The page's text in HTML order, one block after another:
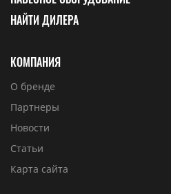
НАЙТИ ДИЛЕРА
КОМПАНИЯ
О бренде
Партнеры
Новости
Статьи
Карта сайта